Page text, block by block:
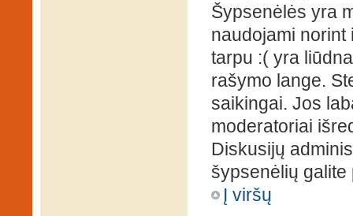
Šypsenėlės yra
naudojami norint
tarpu :( yra
rašymo lange.
saikingai. Jos
moderatoriai
Diskusijų
šypsenėlių galite
Į viršų